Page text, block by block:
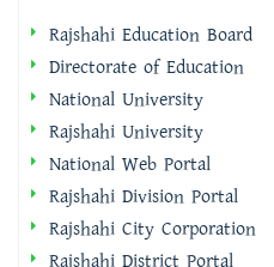
Rajshahi Education Board
Directorate of Education
National University
Rajshahi University
National Web Portal
Rajshahi Division Portal
Rajshahi City Corporation